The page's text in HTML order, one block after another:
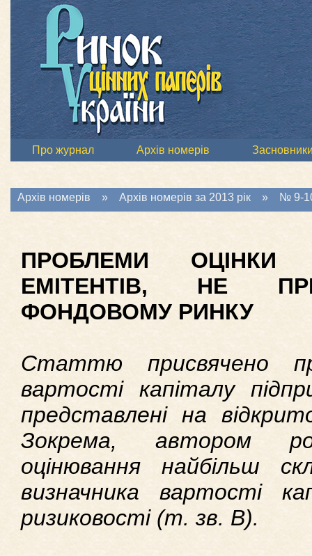
Про журнал Архів номерів
Архів номерів » Архів номерів за 2013 рік » № 9-
ПРОБЛЕМИ ОЦІНКИ
ЕМІТЕНТІВ, НЕ
ФОНДОВОМУ РИНКУ
Статтю присвячено
вартості капіталу
представлені на
Зокрема, автором
оцінювання найбільш
визначника вартості
ризиковості (т. зв. В).